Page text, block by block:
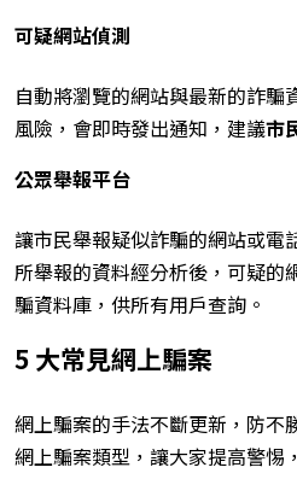
可疑網站偵測
自動將瀏覽的網站與最新的詐騙
風險，會即時發出通知，建議市
公眾舉報平台
讓市民舉報疑似詐騙的網站或電
所舉報的資料經分析後，可疑的
騙資料庫，供所有用戶查詢。
5 大常見網上騙案
網上騙案的手法不斷更新，防不
網上騙案類型，讓大家提高警惕